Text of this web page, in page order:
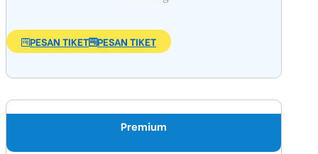
PESAN TIKET PESAN TIKET
Premium